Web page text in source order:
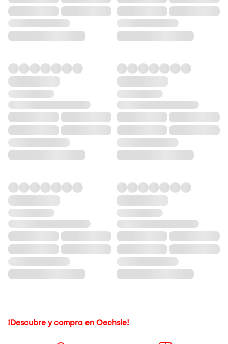
¡Descubre y compra en Oechsle!